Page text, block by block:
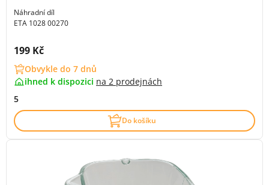
Náhradní díl
ETA 1028 00270
Cena s DPH:
199 Kč
Obvykle do 7 dnů
ihned k dispozici na 2 prodejnách
5
Do košíku